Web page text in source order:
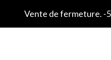
Vente de fermeture. -